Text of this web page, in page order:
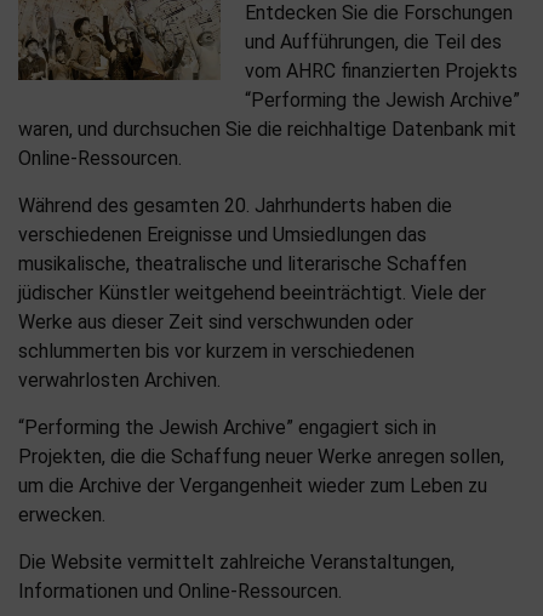
Entdecken Sie die Forschungen
und Aufführungen, die Teil des
vom AHRC finanzierten Projekts
“Performing the Jewish Archive”
waren, und durchsuchen Sie die reichhaltige Datenbank mit
Online-Ressourcen.
Während des gesamten 20. Jahrhunderts haben die
verschiedenen Ereignisse und Umsiedlungen das
musikalische, theatralische und literarische Schaffen
jüdischer Künstler weitgehend beeinträchtigt. Viele der
Werke aus dieser Zeit sind verschwunden oder
schlummerten bis vor kurzem in verschiedenen
verwahrlosten Archiven.
“Performing the Jewish Archive” engagiert sich in
Projekten, die die Schaffung neuer Werke anregen sollen,
um die Archive der Vergangenheit wieder zum Leben zu
erwecken.
Die Website vermittelt zahlreiche Veranstaltungen,
Informationen und Online-Ressourcen.